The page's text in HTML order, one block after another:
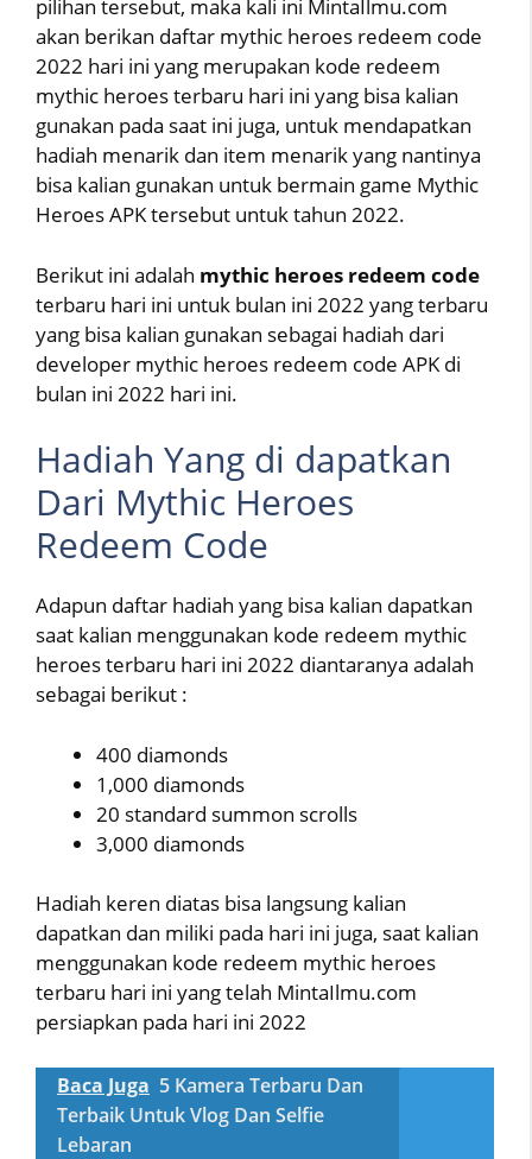
pilihan tersebut, maka kali ini MintaIlmu.com
akan berikan daftar mythic heroes redeem code
2022 hari ini yang merupakan kode redeem
mythic heroes terbaru hari ini yang bisa kalian
gunakan pada saat ini juga, untuk mendapatkan
hadiah menarik dan item menarik yang nantinya
bisa kalian gunakan untuk bermain game Mythic
Heroes APK tersebut untuk tahun 2022.
Berikut ini adalah mythic heroes redeem code
terbaru hari ini untuk bulan ini 2022 yang terbaru
yang bisa kalian gunakan sebagai hadiah dari
developer mythic heroes redeem code APK di
bulan ini 2022 hari ini.
Hadiah Yang di dapatkan
Dari Mythic Heroes
Redeem Code
Adapun daftar hadiah yang bisa kalian dapatkan
saat kalian menggunakan kode redeem mythic
heroes terbaru hari ini 2022 diantaranya adalah
sebagai berikut :
400 diamonds
1,000 diamonds
20 standard summon scrolls
3,000 diamonds
Hadiah keren diatas bisa langsung kalian
dapatkan dan miliki pada hari ini juga, saat kalian
menggunakan kode redeem mythic heroes
terbaru hari ini yang telah MintaIlmu.com
persiapkan pada hari ini 2022
Baca Juga 5 Kamera Terbaru Dan
Terbaik Untuk Vlog Dan Selfie
Lebaran